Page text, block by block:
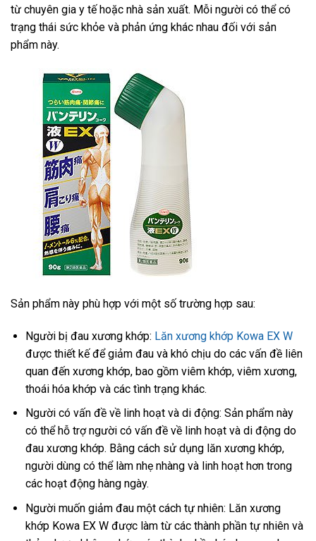
từ chuyên gia y tế hoặc nhà sản xuất. Mỗi người có thể có
trạng thái sức khỏe và phản ứng khác nhau đối với sản
phẩm này.
Sản phẩm này phù hợp với một số trường hợp sau:
Người bị đau xương khớp: Lăn xương khớp Kowa EX W
được thiết kế để giảm đau và khó chịu do các vấn đề liên
quan đến xương khớp, bao gồm viêm khớp, viêm xương,
thoái hóa khớp và các tình trạng khác.
Người có vấn đề về linh hoạt và di động: Sản phẩm này
có thể hỗ trợ người có vấn đề về linh hoạt và di động do
đau xương khớp. Bằng cách sử dụng lăn xương khớp,
người dùng có thể làm nhẹ nhàng và linh hoạt hơn trong
các hoạt động hàng ngày.
Người muốn giảm đau một cách tự nhiên: Lăn xương
khớp Kowa EX W được làm từ các thành phần tự nhiên và